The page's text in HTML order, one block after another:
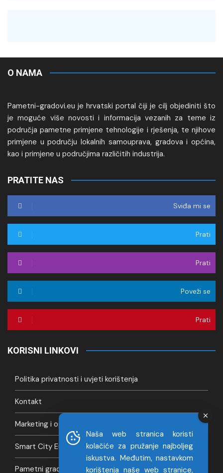
O NAMA
Pametni-gradovi.eu je hrvatski portal čiji je cilj objediniti što
je moguće više novosti i informacija vezanih za teme iz
područja pametne primjene tehnologije i rješenja, te njihove
primjene u području lokalnih samouprava, gradova i općina,
kao i primjene u područjima različitih industrija.
PRATITE NAS
Sviđa mi se
Prati
Prati
Poveži se
Prati
KORISNI LINKOVI
Politika privatnosti i uvjeti korištenja
Kontakt
Marketing i oglašavanje
Smart City Europa
Pametni gradovi Hrvatska
Naša web stranica koristi
kolačiće za pružanje najboljeg
iskustva. Međutim, nastavkom
korištenja naše web stranice,